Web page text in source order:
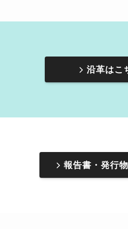
沿革はこ
報告書・発行